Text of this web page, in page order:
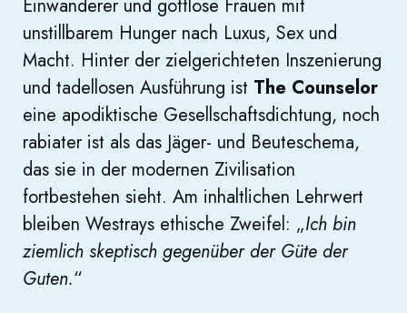
Einwanderer und gottlose Frauen mit
unstillbarem Hunger nach Luxus, Sex und
Macht. Hinter der zielgerichteten Inszenierung
und tadellosen Ausführung ist The Counselor
eine apodiktische Gesellschaftsdichtung, noch
rabiater ist als das Jäger- und Beuteschema,
das sie in der modernen Zivilisation
fortbestehen sieht. Am inhaltlichen Lehrwert
bleiben Westrays ethische Zweifel: „Ich bin
ziemlich skeptisch gegenüber der Güte der
Guten.“